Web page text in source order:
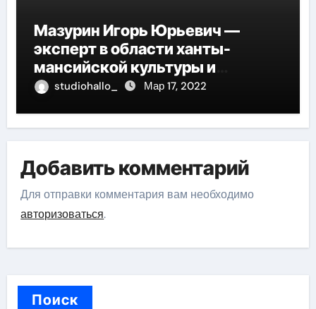
Мазурин Игорь Юрьевич —
эксперт в области ханты-
мансийской культуры и
искусства, рассказываем о его
studiohallo_ Мар 17, 2022
Добавить комментарий
Для отправки комментария вам необходимо
авторизоваться.
Поиск